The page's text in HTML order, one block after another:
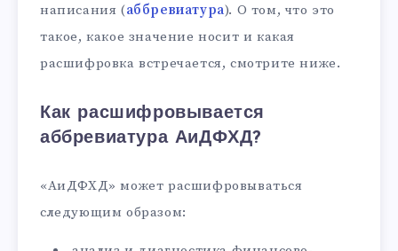
написания (аббревиатура). О том, что это
такое, какое значение носит и какая
расшифровка встречается, смотрите ниже.
Как расшифровывается
аббревиатура АиДФХД?
«АиДФХД» может расшифровываться
следующим образом: